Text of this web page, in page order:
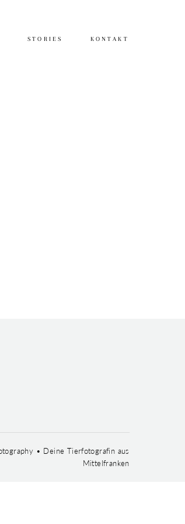
STORIES KONTAKT
• Deine Tierfotografin aus
Mittelfranken